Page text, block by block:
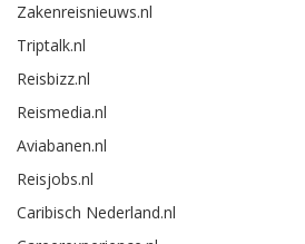
Zakenreisnieuws.nl
Triptalk.nl
Reisbizz.nl
Reismedia.nl
Aviabanen.nl
Reisjobs.nl
Caribisch Nederland.nl